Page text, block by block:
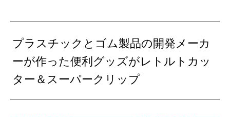
プラスチックとゴム製品の開発メーカ
ーが作った便利グッズがレトルトカッ
ター＆スーパークリップ